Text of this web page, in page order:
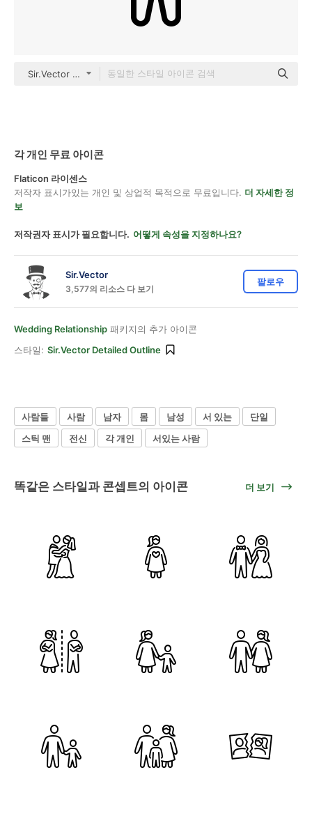
Sir.Vector Detailed Outline
각 개인 무료 아이콘
Flaticon 라이센스
저작자 표시가있는 개인 및 상업적 목적으로 무료입니다. 더 자세한 정
보
저작권자 표시가 필요합니다. 어떻게 속성을 지정하나요?
Sir.Vector
3,577의 리소스 다 보기
팔로우
Wedding Relationship 패키지의 추가 아이콘
스타일: Sir.Vector Detailed Outline
사람들 사람 남자 몸 남성 서 있는
단일
스틱 맨
전신 각 개인 서있는 사람
똑같은 스타일과 콘셉트의 아이콘 더 보기